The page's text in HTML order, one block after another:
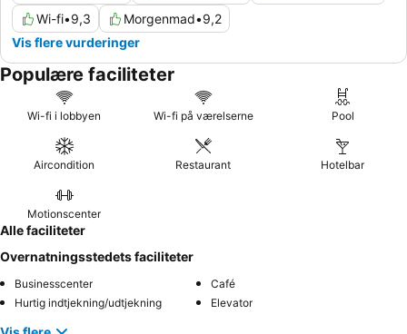
Wi-fi•9,3 Morgenmad•9,2
Vis flere vurderinger
Populære faciliteter
Wi-fi i lobbyen Wi-fi på værelserne Pool
Aircondition Restaurant Hotelbar
Motionscenter
Alle faciliteter
Overnatningsstedets faciliteter
Businesscenter
Café
Hurtig indtjekning/udtjekning
Elevator